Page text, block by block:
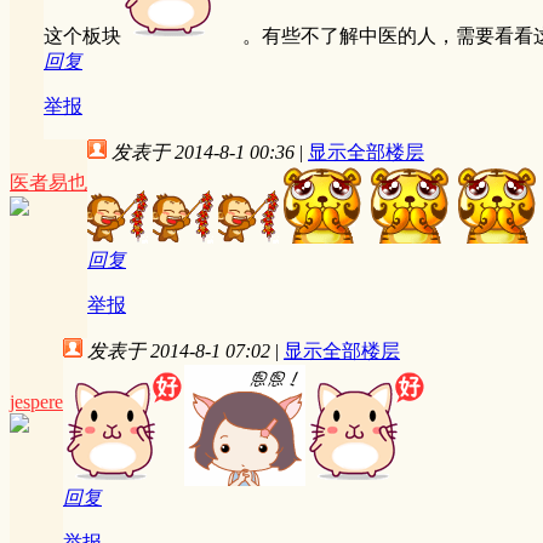
这个板块
。有些不了解中医的人，需要看看
回复
举报
医者易也
发表于 2014-8-1 00:36 | 显示全部楼层
回复
举报
jespere
发表于 2014-8-1 07:02 | 显示全部楼层
回复